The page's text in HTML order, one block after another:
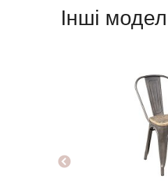
Інші